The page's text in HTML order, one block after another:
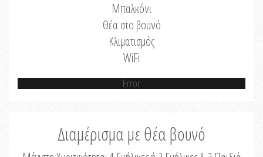
Μπαλκόνι
Θέα στο βουνό
Κλιματισμός
WiFi
Error
Διαμέρισμα με θέα βουνό